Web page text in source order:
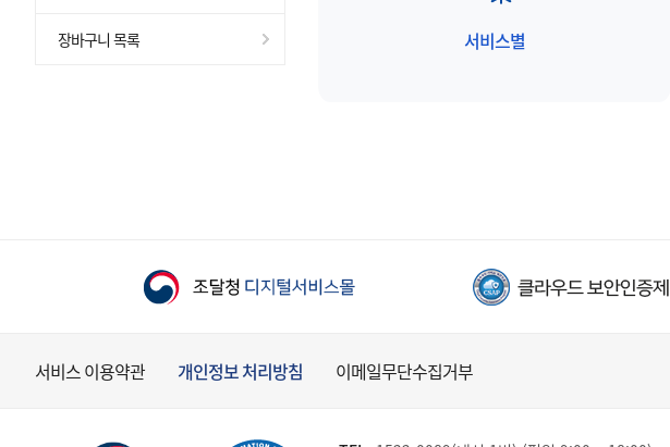
장바구니 목록 서비스별
서비스 이용약관 개인정보 처리방침 이메일무단수집거부